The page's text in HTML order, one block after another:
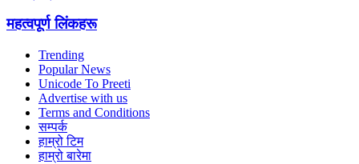
महत्वपूर्ण लिंकहरू
Trending
Popular News
Unicode To Preeti
Advertise with us
Terms and Conditions
सम्पर्क
हाम्रो टिम
हाम्रो बारेमा